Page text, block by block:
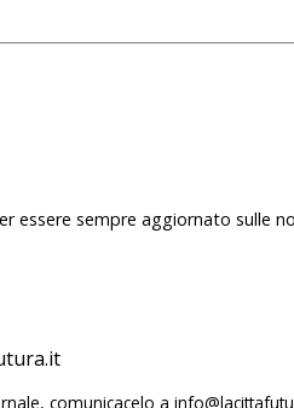
essere sempre aggiornato sulle
comunicacelo a